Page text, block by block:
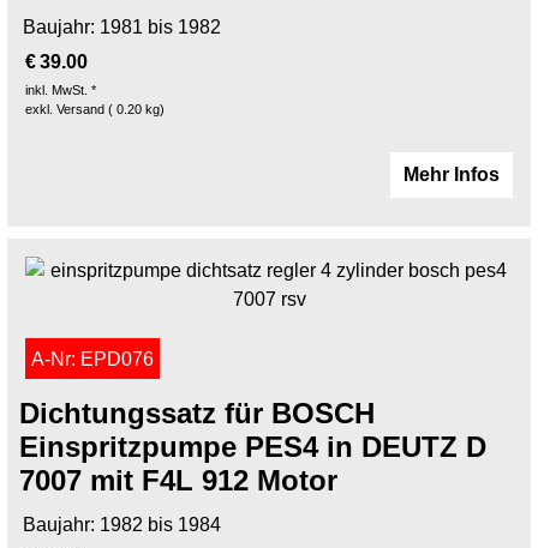
Baujahr: 1981 bis 1982
€39.00
inkl. MwSt. *
exkl. Versand
0.20 kg
Mehr Infos
A-Nr: EPD076
Dichtungssatz für BOSCH
Einspritzpumpe PES4 in DEUTZ D
7007 mit F4L 912 Motor
Baujahr: 1982 bis 1984